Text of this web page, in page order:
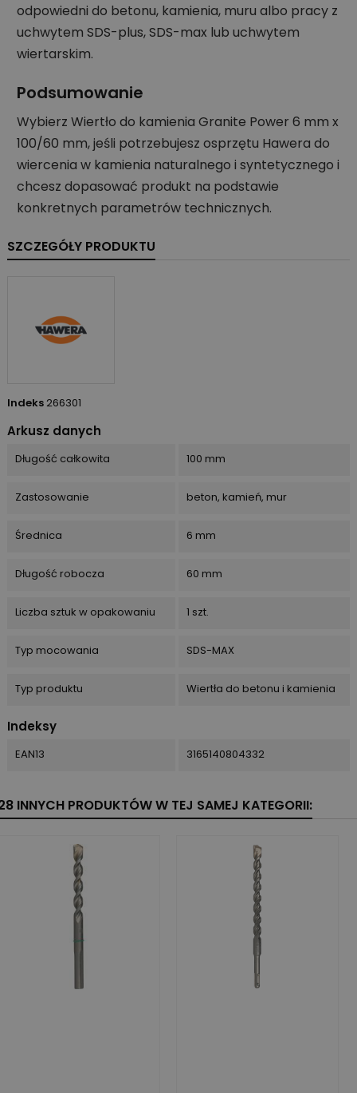
odpowiedni do betonu, kamienia, muru albo pracy z
uchwytem SDS-plus, SDS-max lub uchwytem
wiertarskim.
Podsumowanie
Wybierz Wiertło do kamienia Granite Power 6 mm x
100/60 mm, jeśli potrzebujesz osprzętu Hawera do
wiercenia w kamienia naturalnego i syntetycznego i
chcesz dopasować produkt na podstawie
konkretnych parametrów technicznych.
SZCZEGÓŁY PRODUKTU
Indeks 266301
Arkusz danych
Długość całkowita 100 mm
Zastosowanie beton, kamień, mur
Średnica 6 mm
Długość robocza 60 mm
Liczba sztuk w opakowaniu 1 szt.
Typ mocowania SDS-MAX
Typ produktu Wiertła do betonu i kamienia
Indeksy
EAN13 3165140804332
INNYCH PRODUKTÓW W TEJ SAMEJ KATEGORII: